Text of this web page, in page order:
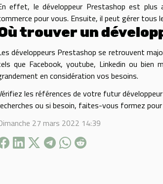
effet, le développeur Prestashop est
pour vous. Ensuite, il peut gérer tous
trouver un
développeurs Prestashop se retrouvent
que Facebook, youtube, Linkedin ou bien
en considération vos besoins.
les références de votre futur
ou si besoin, faites-vous formez
27 mars 2022 14:39